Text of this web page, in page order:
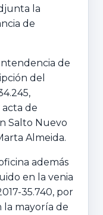
la
de
de
del
de
Salto Nuevo
Almeida.
además
en la venia
35.740, por
la mayoría de